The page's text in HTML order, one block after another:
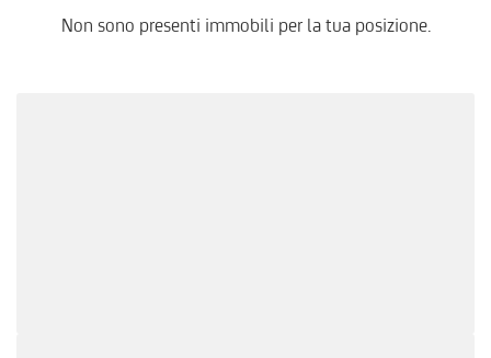
Non sono presenti immobili per la tua posizione.